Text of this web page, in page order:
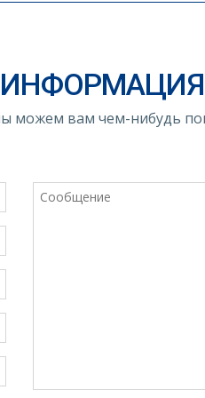
ИНФОРМАЦИЯ
можем вам чем-нибудь